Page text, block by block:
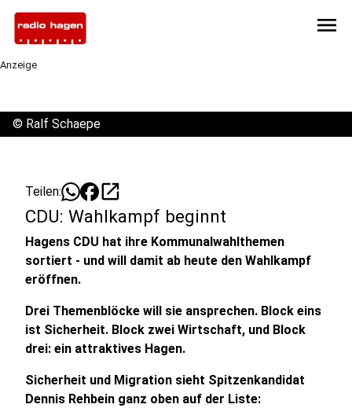
menu
Anzeige
© Ralf Schaepe
Teilen: open_in_new
CDU: Wahlkampf beginnt
Hagens CDU hat ihre Kommunalwahlthemen
sortiert - und will damit ab heute den Wahlkampf
eröffnen.
Drei Themenblöcke will sie ansprechen. Block eins
ist Sicherheit. Block zwei Wirtschaft, und Block
drei: ein attraktives Hagen.
Sicherheit und Migration sieht Spitzenkandidat
Dennis Rehbein ganz oben auf der Liste: